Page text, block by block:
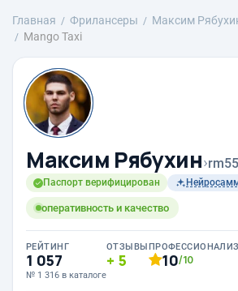
Главная Фрилансеры Максим
Mango Taxi
Максим Рябухин›
Паспорт верифицирован
оперативность и качество
РЕЙТИНГ
1 057
№ 1 316 в каталоге
ОТЗЫВЫ
5 10/10